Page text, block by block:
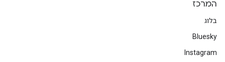
המרכז
בלוג
Bluesky
Instagram